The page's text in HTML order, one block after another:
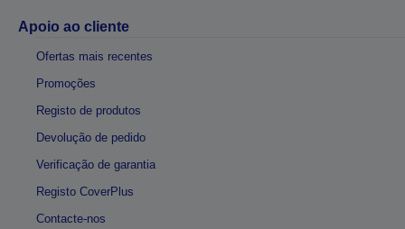
Apoio ao cliente
Ofertas mais recentes
Promoções
Registo de produtos
Devolução de pedido
Verificação de garantia
Registo CoverPlus
Contacte-nos